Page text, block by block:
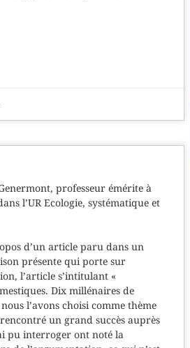
professeur émérite à
l’UR Ecologie, systématique et
d’un article paru dans un
présente qui porte sur
l’article s’intitulant «
Dix millénaires de
l’avons choisi comme thème
rencontré un grand succès auprès
pu interroger ont noté la